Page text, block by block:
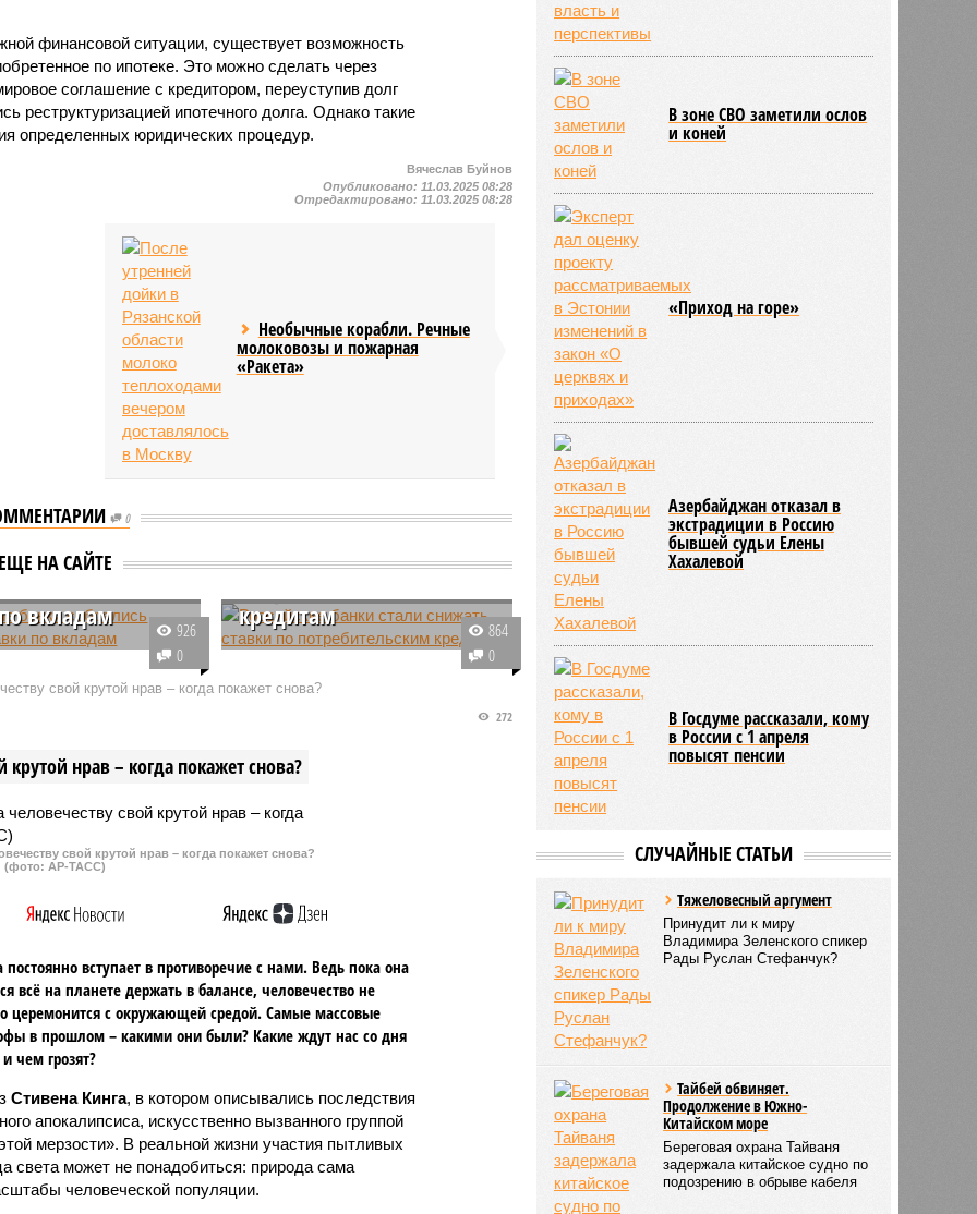
финансовой ситуации, существует возможность
по ипотеке. Это можно сделать через
соглашение с кредитором, переуступив долг
реструктуризацией ипотечного долга. Однако такие
определенных юридических процедур.
Вячеслав Буйнов
Опубликовано: 11.03.2025 08:28
Отредактировано: 11.03.2025 08:28
Необычные корабли. Речные
молоковозы и пожарная
«Ракета»
0
ЕЩЕ НА САЙТЕ
банки
вкладам
российские банки
ставок по депозитам
до 21%.
926
0
Российские банки стали
снижать ставки по
кредитам
В России наметилась тенденция
на снижение ставок по кредитам.
Она связана с тем, что банки
сторону.
864
0
свой крутой нрав – когда покажет снова?
нрав – когда покажет снова?
272
свой крутой нрав – когда покажет снова?
(фото: АР-ТАСС)
постоянно вступает в противоречие с нами. Ведь пока она
всё на планете держать в балансе, человечество не
церемонится с окружающей средой. Самые массовые
в прошлом – какими они были? Какие ждут нас со дня
чем грозят?
Стивена Кинга, в котором описывались последствия
апокалипсиса, искусственно вызванного группой
мерзости». В реальной жизни участия пытливых
света может не понадобиться: природа сама
человеческой популяции.
В зоне СВО заметили ослов
и коней
«Приход на горе»
Азербайджан отказал в
экстрадиции в Россию
бывшей судьи Елены
Хахалевой
В Госдуме рассказали, кому
в России с 1 апреля
повысят пенсии
СЛУЧАЙНЫЕ СТАТЬИ
Тяжеловесный аргумент
Принудит ли к миру
Владимира Зеленского спикер
Рады Руслан Стефанчук?
Тайбей обвиняет.
Продолжение в Южно-
Китайском море
Береговая охрана Тайваня
задержала китайское судно по
подозрению в обрыве кабеля